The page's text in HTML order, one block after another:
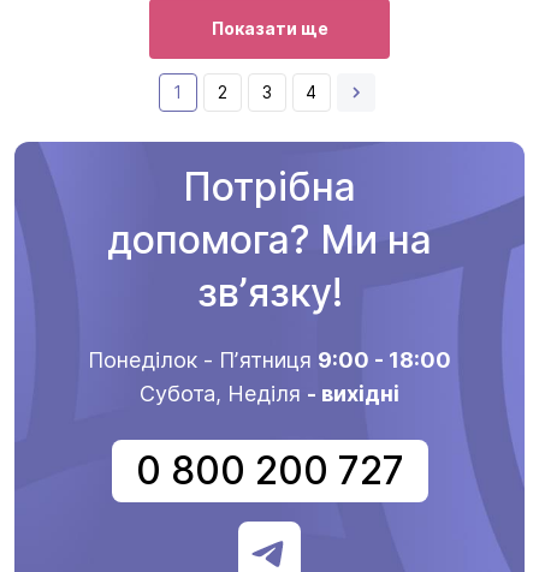
Показати ще
1 2 3 4
Потрібна
допомога? Ми на
звʼязку!
Понеділок - Пʼятниця 9:00 - 18:00
Субота, Неділя - вихідні
0 800 200 727